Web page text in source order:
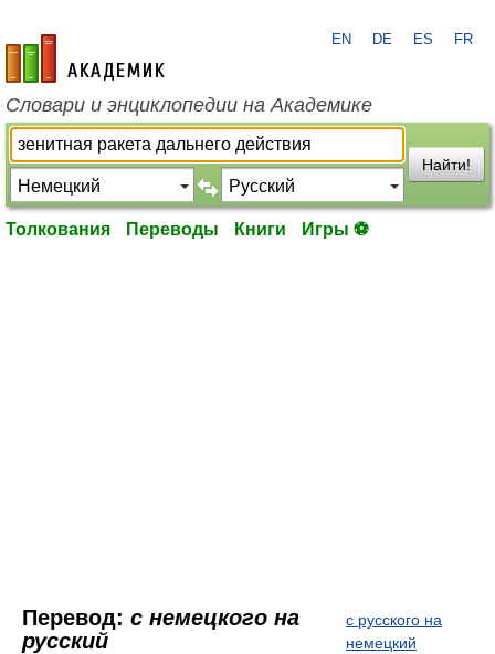
academic.ru
EN DE ES FR
Словари и энциклопедии на Академике
Найти!
Толкования Переводы Книги Игры ⚽
Перевод: с немецкого на
русский
с русского на
немецкий